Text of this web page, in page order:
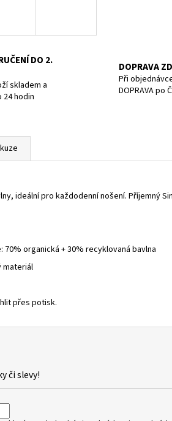
DO 2.
skladem a
hodin
DOPRAVA
Při
DOPRAVA po
ideální pro každodenní nošení. Příjemný
70% organická + 30% recyklovaná bavlna
materiál
přes potisk.
či slevy!